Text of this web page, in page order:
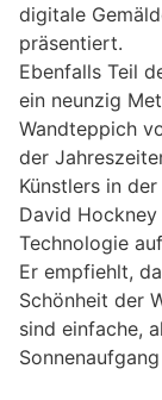
digitale
präsentiert.
Ebenfalls Teil
ein neunzig
Wandteppich
der
Künstlers in
David
Technologie
Er empfiehlt,
Schönheit der
sind einfache,